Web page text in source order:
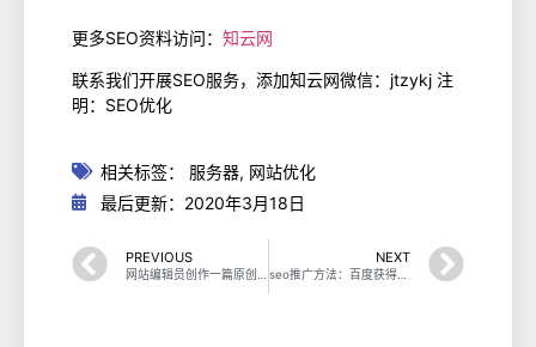
更多SEO资料访问： 知云网
联系我们开展SEO服务，添加知云网微信：jtzykj 注
明：SEO优化
相关标签： 服务器, 网站优化
最后更新：2020年3月18日
PREVIOUS NEXT
seo推广方法：百度获得好排名的小技巧